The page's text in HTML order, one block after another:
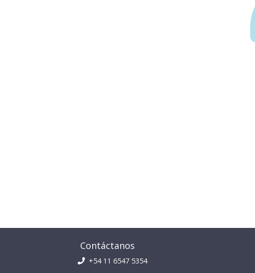
Contáctanos
+54 11 6547 5354